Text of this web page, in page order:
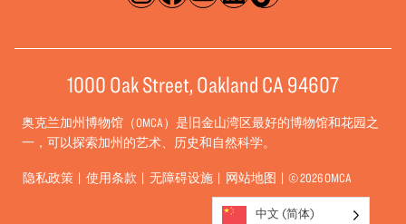
1000 Oak Street, Oakland CA 94607
奥克兰加州博物馆（OMCA）是旧金山湾区最好的博物馆和花园之
一，可以探索加州的艺术、历史和自然科学。
隐私政策 使用条款 无障碍设施 网站地图 © 2026 OMCA
中文 (简体)